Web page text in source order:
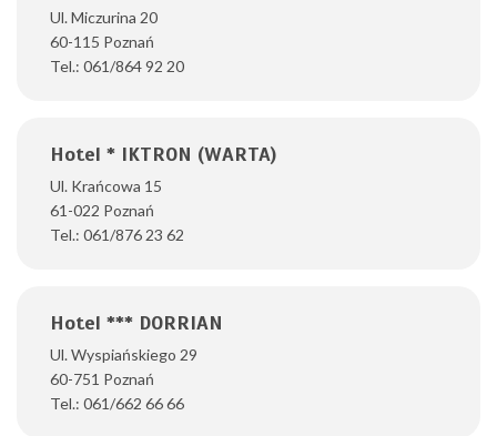
Ul. Miczurina 20
60-115 Poznań
Tel.: 061/864 92 20
Hotel * IKTRON (WARTA)
Ul. Krańcowa 15
61-022 Poznań
Tel.: 061/876 23 62
Hotel *** DORRIAN
Ul. Wyspiańskiego 29
60-751 Poznań
Tel.: 061/662 66 66